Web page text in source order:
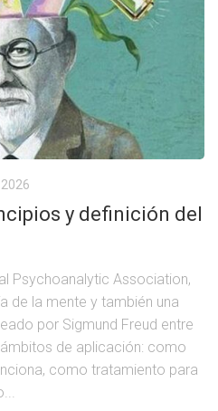
y definición del
Psychoanalytic Association,
de la mente y también una
por Sigmund Freud entre
de aplicación: como
como tratamiento para